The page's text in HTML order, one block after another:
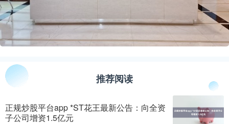
推荐阅读
正规炒股平台app *ST花王最新公告：向全资
子公司增资1.5亿元